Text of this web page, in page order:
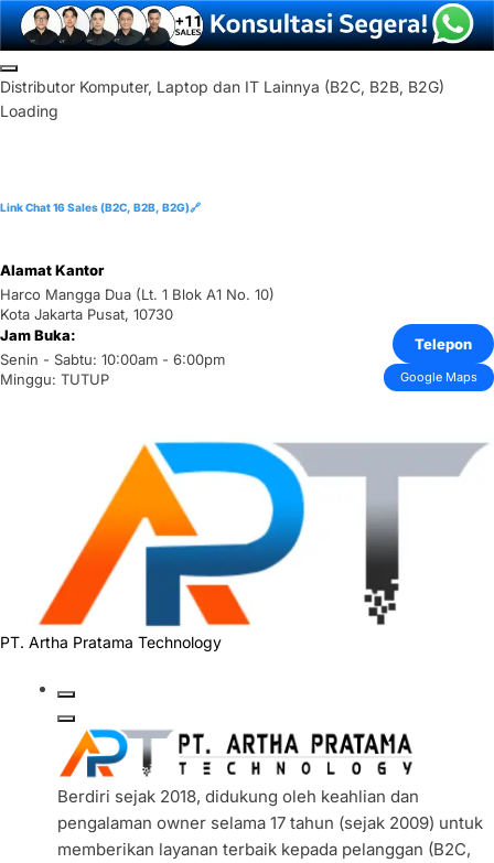
Skip
to
content
Distributor Komputer, Laptop dan IT Lainnya (B2C, B2B, B2G)
Loading
Link Chat 16 Sales (B2C, B2B, B2G)🔗
Alamat Kantor
Harco Mangga Dua (Lt. 1 Blok A1 No. 10)
Kota Jakarta Pusat, 10730
Jam Buka:
Senin - Sabtu: 10:00am - 6:00pm
Minggu: TUTUP
Telepon
Google Maps
PT. Artha Pratama Technology
Berdiri sejak 2018, didukung oleh keahlian dan
pengalaman owner selama 17 tahun (sejak 2009) untuk
memberikan layanan terbaik kepada pelanggan (B2C,